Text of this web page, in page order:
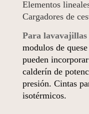
Elementos
Cargadores de
Para lavavajillas
modulos de
pueden
calderín de
presión. Cintas
isotérmicos.